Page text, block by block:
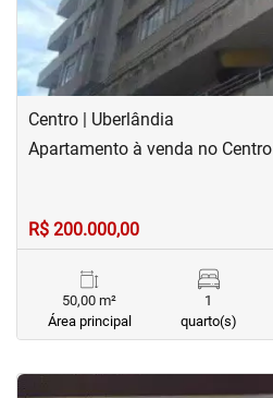
Centro | Uberlândia
Apartamento à venda no Centro
R$ 200.000,00
50,00 m²
Área principal
1
quarto(s)
<